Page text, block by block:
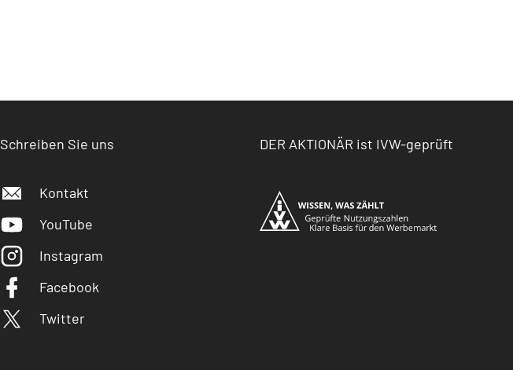
Schreiben Sie uns
Kontakt
YouTube
Instagram
Facebook
Twitter
DER AKTIONÄR ist IVW-geprüft